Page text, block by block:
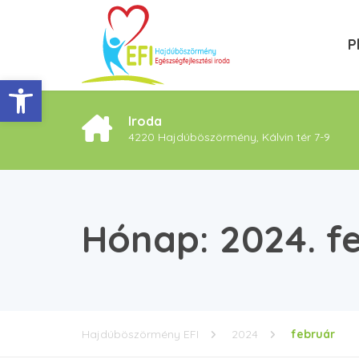
Eszköztár megnyitása
Iroda
4220 Hajdúböszörmény, Kálvin tér 7-9
Hónap: 2024.
Hajdúböszörmény EFI 2024 február